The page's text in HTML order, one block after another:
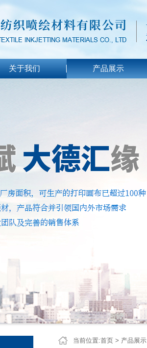
关于我们 产品展示
当前位置:首页 > 产品展示